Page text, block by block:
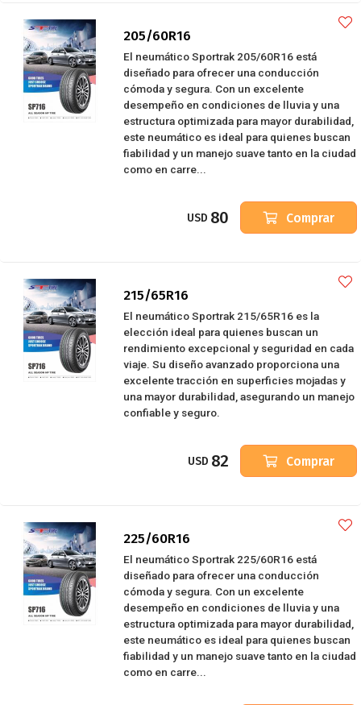
205/60R16
El neumático Sportrak 205/60R16 está
diseñado para ofrecer una conducción
cómoda y segura. Con un excelente
desempeño en condiciones de lluvia y una
estructura optimizada para mayor durabilidad,
este neumático es ideal para quienes buscan
fiabilidad y un manejo suave tanto en la ciudad
como en carre...
USD 80 Comprar
215/65R16
El neumático Sportrak 215/65R16 es la
elección ideal para quienes buscan un
rendimiento excepcional y seguridad en cada
viaje. Su diseño avanzado proporciona una
excelente tracción en superficies mojadas y
una mayor durabilidad, asegurando un manejo
confiable y seguro.
USD 82 Comprar
225/60R16
El neumático Sportrak 225/60R16 está
diseñado para ofrecer una conducción
cómoda y segura. Con un excelente
desempeño en condiciones de lluvia y una
estructura optimizada para mayor durabilidad,
este neumático es ideal para quienes buscan
fiabilidad y un manejo suave tanto en la ciudad
como en carre...